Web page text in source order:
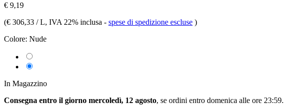
€ 9,19
(€ 306,33 / L, IVA 22% inclusa - spese di spedizione escluse )
Colore: Nude
In Magazzino
Consegna entro il giorno mercoledì, 12 agosto, se ordini entro domenica alle ore 23:59.